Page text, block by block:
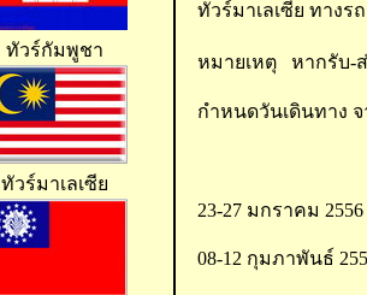
ทัวร์กัมพูชา
ทัวร์มาเลเซีย
ทัวร์มาเลเซีย ทาง
หมายเหตุ หากรับ-
กำหนดวันเดินทาง จ
23-27 มกราคม 2556
08-12 กุมภาพันธ์